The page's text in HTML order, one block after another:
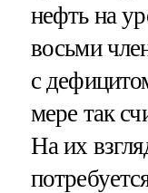
нефть на
восьми
с
мере так
На их